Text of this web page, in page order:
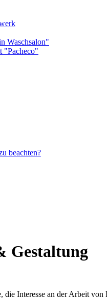
Waschsalon"
"Pacheco"
beachten?
Gestaltung
Interesse an der Arbeit